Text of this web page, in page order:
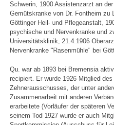
Schwerin, 1900 Assistenzarzt an
Gemütskranke von Dr. Fontheim zu
Göttinger Heil- und Pflegeanstalt,
psychische und Nervenkranke und
Universitätsklinik, 21.4.1906
Nervenkranke "Rasenmühle" bei
Qu. war ab 1893 bei Bremensia
recipiert. Er wurde 1926 Mitglied des
Zehnerausschusses, der unter
Zusammenarbeit mit anderen
erarbeitete (Vorläufer der späteren
seinem Tod 1927 wurde er auch